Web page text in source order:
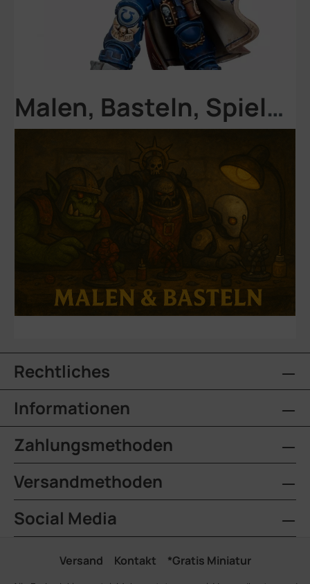
Malen, Basteln, Spielen
Rechtliches
Informationen
Zahlungsmethoden
Versandmethoden
Social Media
Versand Kontakt *Gratis Miniatur